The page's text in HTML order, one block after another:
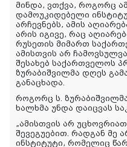
მინდა, ვთქვა, როგორც
დამოუკიდებელი
არჩევნებს, ამის
არის იგივე, რაც
რუსეთის მიმართ
ამისთვის არ
შესახებ საქართველოს
ზურაბიშვილმა დღეს
განაცხადა.
როგორც ს.
ხალხმა უნდა დაიცვას
„ამისთვის არ უცხოვრიათ
შევეგუებით. რადგან მე
ინსტიტუტი, რომელიც